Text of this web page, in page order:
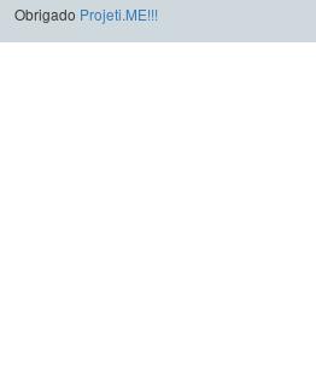
Obrigado Projeti.ME!!!